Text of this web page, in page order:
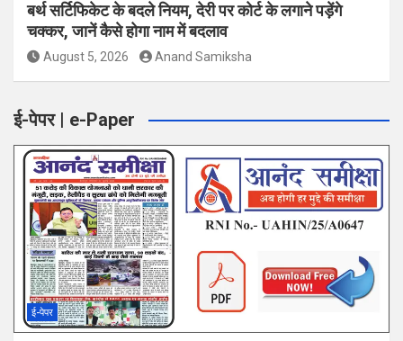
बर्थ सर्टिफिकेट के बदले नियम, देरी पर कोर्ट के लगाने पड़ेंगे
चक्कर, जानें कैसे होगा नाम में बदलाव
August 5, 2026 Anand Samiksha
ई-पेपर | e-Paper
ई-पेपर